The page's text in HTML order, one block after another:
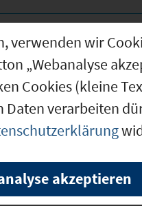
verwenden wir
„Webanalyse
Cookies (kleine
Daten verarbeiten
akzeptieren